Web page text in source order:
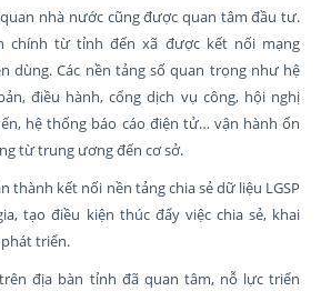
nhà nước cũng được quan tâm đầu tư.
chính từ tỉnh đến xã được kết nối mạng
dùng. Các nền tảng số quan trọng như hệ
điều hành, cổng dịch vụ công, hội nghị
hệ thống báo cáo điện tử… vận hành ổn
từ trung ương đến cơ sở.
thành kết nối nền tảng chia sẻ dữ liệu LGSP
tạo điều kiện thúc đẩy việc chia sẻ, khai
triển.
trên địa bàn tỉnh đã quan tâm, nỗ lực triển